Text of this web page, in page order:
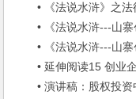
• 《法说水浒》之法
• 《法说水浒---山寨
• 《法说水浒---山寨
• 延伸阅读15 创业企
• 演讲稿：股权投资